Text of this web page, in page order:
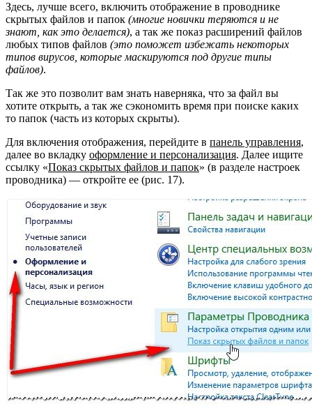
Здесь, лучше всего, включить отображение в проводнике
скрытых файлов и папок (многие новички теряются и не
знают, как это делается), а так же показ расширений файлов
любых типов файлов (это поможет избежать некоторых
типов вирусов, которые маскируются под другие типы
файлов).
Так же это позволит вам знать наверняка, что за файл вы
хотите открыть, а так же сэкономить время при поиске каких
то папок (часть из которых скрыты).
Для включения отображения, перейдите в панель управления,
далее во вкладку оформление и персонализация. Далее ищите
ссылку «Показ скрытых файлов и папок» (в разделе настроек
проводника) — откройте ее (рис. 17).